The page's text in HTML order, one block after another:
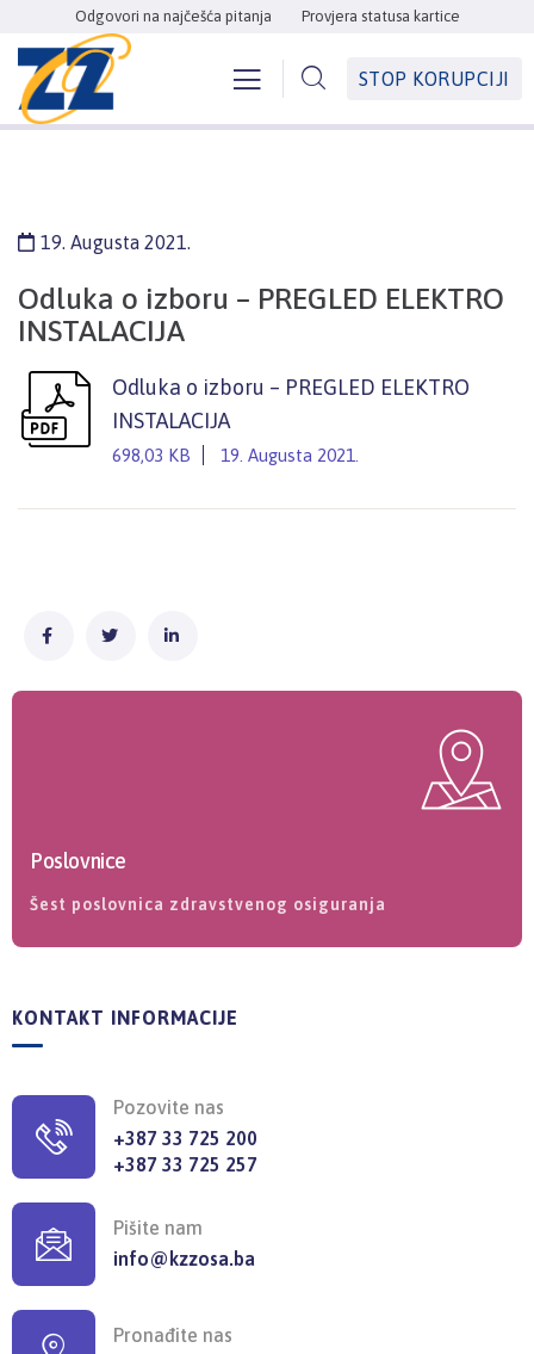
Odgovori na najčešća pitanja Provjera statusa kartice
STOP KORUPCIJI
19. Augusta 2021.
Odluka o izboru – PREGLED ELEKTRO
INSTALACIJA
Odluka o izboru – PREGLED ELEKTRO
INSTALACIJA
698,03 KB 19. Augusta 2021.
Poslovnice
Šest poslovnica zdravstvenog osiguranja
KONTAKT INFORMACIJE
Pozovite nas
+387 33 725 200
+387 33 725 257
Pišite nam
info@kzzosa.ba
Pronađite nas